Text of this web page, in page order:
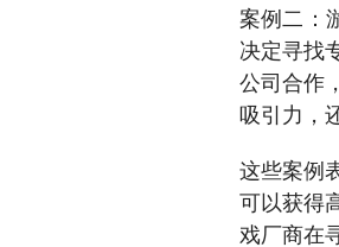
案例二：
决定寻找
公司合作
吸引力，
这些案例
可以获得
戏厂商在